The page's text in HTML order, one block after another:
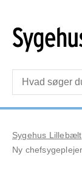
Sygehus Lillebælt
Ny